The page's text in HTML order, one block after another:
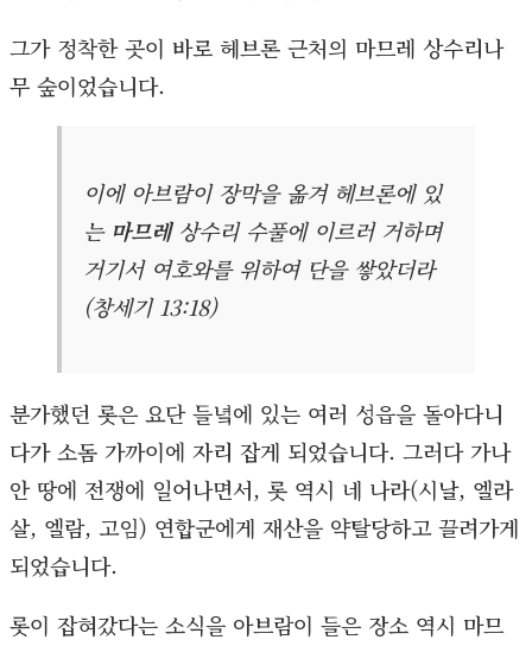
그가 정착한 곳이 바로 헤브론 근처의 마므레 상수리나
무 숲이었습니다.
이에 아브람이 장막을 옮겨 헤브론에 있
는 마므레상수리 수풀에 이르러 거하며
거기서 여호와를 위하여 단을 쌓았더라
(창세기 13:18)
분가했던 롯은 요단 들녘에 있는 여러 성읍을 돌아다니
다가 소돔 가까이에 자리 잡게 되었습니다. 그러다 가나
안 땅에 전쟁에 일어나면서, 롯 역시 네 나라(시날, 엘라
살, 엘람, 고임) 연합군에게 재산을 약탈당하고 끌려가게
되었습니다.
롯이 잡혀갔다는 소식을 아브람이 들은 장소 역시 마므